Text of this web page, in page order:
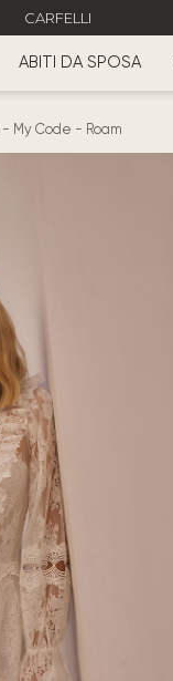
CARFELLI
ABITI DA SPOSA
- My Code - Roam